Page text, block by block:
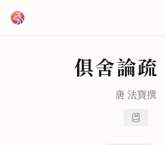
俱舍論疏
唐法寶撰